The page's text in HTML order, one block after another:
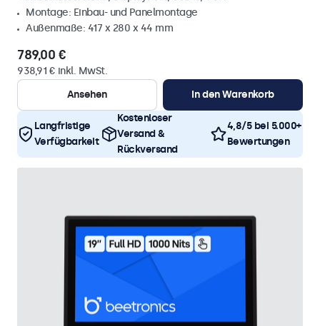
Montage: Einbau- und Panelmontage
Außenmaße: 417 x 280 x 44 mm
789,00 €
938,91 € inkl. MwSt.
Ansehen
In den Warenkorb
Langfristige
Verfügbarkeit
Kostenloser
Versand &
Rückversand
4,8/5 bei 5.000+
Bewertungen